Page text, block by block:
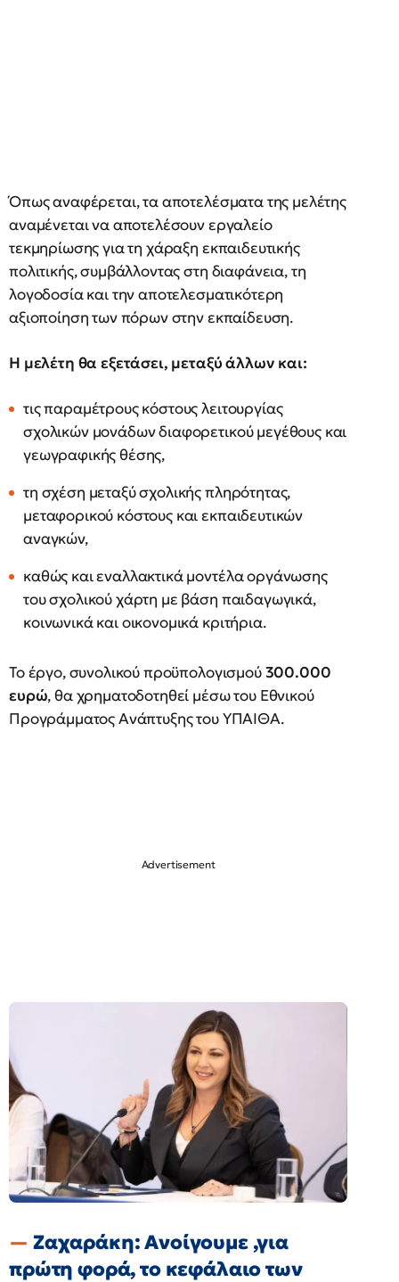
Όπως αναφέρεται, τα αποτελέσματα της μελέτης
αναμένεται να αποτελέσουν εργαλείο
τεκμηρίωσης για τη χάραξη εκπαιδευτικής
πολιτικής, συμβάλλοντας στη διαφάνεια, τη
λογοδοσία και την αποτελεσματικότερη
αξιοποίηση των πόρων στην εκπαίδευση.
Η μελέτη θα εξετάσει, μεταξύ άλλων και:
τις παραμέτρους κόστους λειτουργίας
σχολικών μονάδων διαφορετικού μεγέθους και
γεωγραφικής θέσης,
τη σχέση μεταξύ σχολικής πληρότητας,
μεταφορικού κόστους και εκπαιδευτικών
αναγκών,
καθώς και εναλλακτικά μοντέλα οργάνωσης
του σχολικού χάρτη με βάση παιδαγωγικά,
κοινωνικά και οικονομικά κριτήρια.
Το έργο, συνολικού προϋπολογισμού300.000
ευρώ, θα χρηματοδοτηθεί μέσω του Εθνικού
Προγράμματος Ανάπτυξης του ΥΠΑΙΘΑ.
Ζαχαράκη: Ανοίγουμε ,για
πρώτη φορά, το κεφάλαιο των